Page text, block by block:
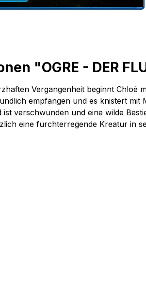
"OGRE - DER
Vergangenheit beginnt Chloé
empfangen und es knistert
ist verschwunden und eine wilde
eine furchterregende Kreatur in